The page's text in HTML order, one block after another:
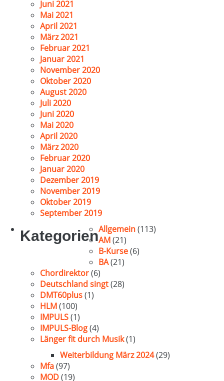
Juni 2021
Mai 2021
April 2021
März 2021
Februar 2021
Januar 2021
November 2020
Oktober 2020
August 2020
Juli 2020
Juni 2020
Mai 2020
April 2020
März 2020
Februar 2020
Januar 2020
Dezember 2019
November 2019
Oktober 2019
September 2019
KategorienAllgemein(113)
AM(21)
B-Kurse(6)
BA(21)
Chordirektor(6)
Deutschland singt(28)
DMT60plus(1)
HLM(100)
IMPULS(1)
IMPULS-Blog(4)
Länger fit durch Musik(1)
Weiterbildung März 2024(29)
Mfa(97)
MOD(19)